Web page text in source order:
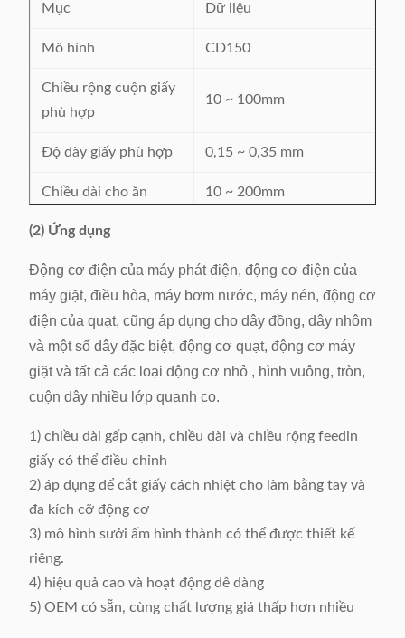
Mục Dữ liệu
Mô hình CD150
Chiều rộng cuộn giấy
phù hợp
10 ~ 100mm
Độ dày giấy phù hợp 0,15 ~ 0,35 mm
Chiều dài cho ăn 10 ~ 200mm
Cắt nhanh
Khoảng 120 cái mỗi
phút
Cung cấp năng lượng 220V, 50 / 60Hz, 0.5kW
Trọng lượng máy Khoảng 160kg
Kích thước (L x W x
H)
500 x 900 x 1200mm
(2) Ứng dụng
Động cơ điện của máy phát điện, động cơ điện của
máy giặt, điều hòa, máy bơm nước, máy nén, động cơ
điện của quạt, cũng áp dụng cho dây đồng, dây nhôm
và một số dây đặc biệt, động cơ quạt, động cơ máy
giặt và tất cả các loại động cơ nhỏ , hình vuông, tròn,
cuộn dây nhiều lớp quanh co.
1) chiều dài gấp cạnh, chiều dài và chiều rộng feedin
giấy có thể điều chỉnh
2) áp dụng để cắt giấy cách nhiệt cho làm bằng tay và
đa kích cỡ động cơ
3) mô hình sưởi ấm hình thành có thể được thiết kế
riêng.
4) hiệu quả cao và hoạt động dễ dàng
5) OEM có sẵn, cùng chất lượng giá thấp hơn nhiều